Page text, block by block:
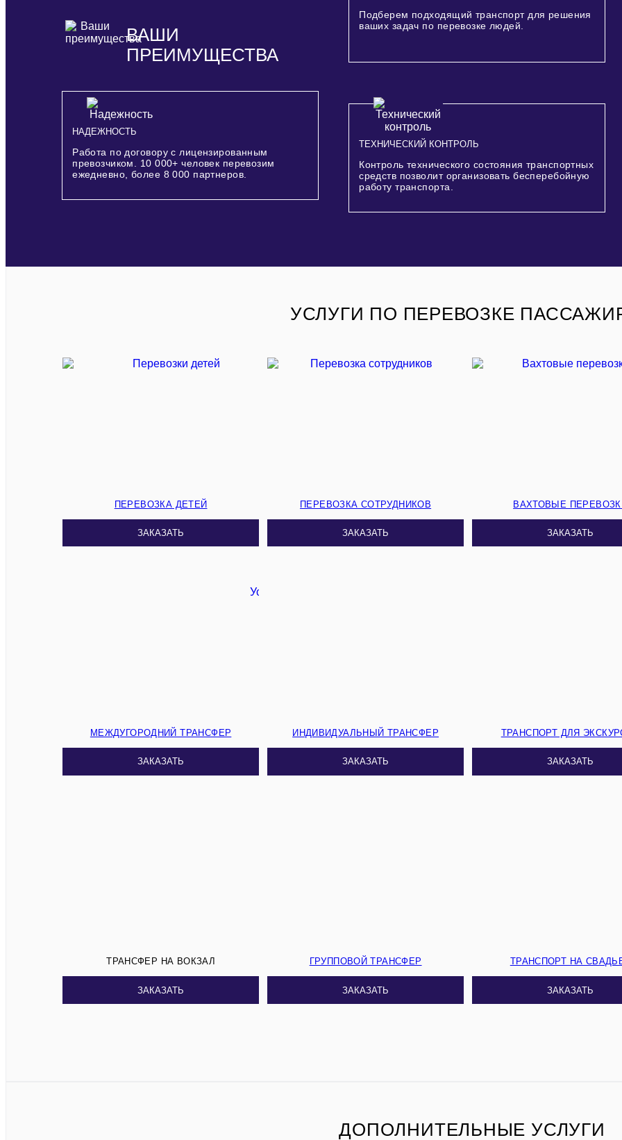
ВАШИ
ПРЕИМУЩЕСТВА
Подберем подходящий транспорт для решения
ваших задач по перевозке людей.
НАДЕЖНОСТЬ
Работа по договору с лицензированным
превозчиком. 10 000+ человек перевозим
ежедневно, более 8 000 партнеров.
ТЕХНИЧЕСКИЙ КОНТРОЛЬ
Контроль технического состояния транспортных
средств позволит организовать бесперебойную
работу транспорта.
УСЛУГИ ПО ПЕРЕВОЗКЕ
ПЕРЕВОЗКА ДЕТЕЙ
ЗАКАЗАТЬ
ПЕРЕВОЗКА СОТРУДНИКОВ
ЗАКАЗАТЬ
ВАХТОВЫЕ
ЗАКАЗАТЬ
МЕЖДУГОРОДНИЙ ТРАНСФЕР
ЗАКАЗАТЬ
ИНДИВИДУАЛЬНЫЙ ТРАНСФЕР
ЗАКАЗАТЬ
ТРАНСПОРТ ДЛЯ
ЗАКАЗАТЬ
ТРАНСФЕР НА ВОКЗАЛ
ЗАКАЗАТЬ
ГРУППОВОЙ ТРАНСФЕР
ЗАКАЗАТЬ
ТРАНСПОРТ НА
ЗАКАЗАТЬ
ДОПОЛНИТЕЛЬНЫЕ УСЛУГИ